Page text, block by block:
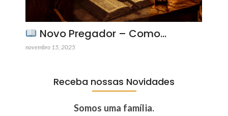
Novo Pregador – Como…
novembro 15, 2025
Receba nossas Novidades
Somos uma família.